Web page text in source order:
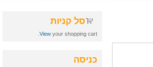
סל קניות
Viewyour shopping cart.
כניסה